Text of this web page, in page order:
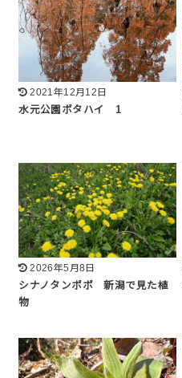
2021年12月12日
水元公園ボタハイ 1
2026年5月8日
シナノタンポポ 新潟で見た植
物